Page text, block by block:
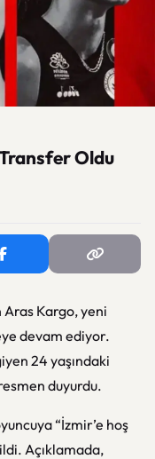
Oldu
Kargo, yeni
devam ediyor.
24 yaşındaki
duyurdu.
“İzmir’e hoş
Açıklamada,